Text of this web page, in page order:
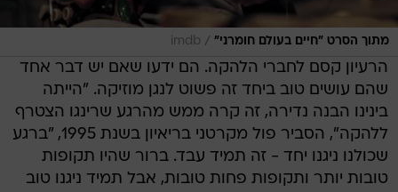
מתוך הסרט "חיים בעולם חומרני" /
imdb
הרעיון קסם לחברי הלהקה. הם ידעו שאם יש דבר אחד
שהם עושים טוב ביחד זה פשוט לנגן מוזיקה. "הייתה
בינינו הבנה נדירה, זה קרה ממש מהרגע שרינגו הצטרף
ללהקה", הסביר פול מקרטני בריאיון בשנת 1995, "ברגע
שכולנו ניגנו יחד - זה תמיד עבד. ברור שהיו תקופות
טובות יותר ותקופות פחות טובות, אבל תמיד ניגנו טוב